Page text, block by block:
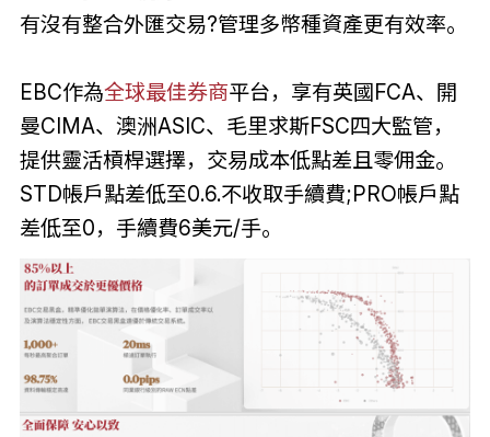
有沒有整合外匯交易?管理多幣種資產更有效率。
EBC作為全球最佳券商平台，享有英國FCA、開
曼CIMA、澳洲ASIC、毛里求斯FSC四大監管，
提供靈活槓桿選擇，交易成本低點差且零佣金。
STD帳戶點差低至0.6.不收取手續費;PRO帳戶點
差低至0，手續費6美元/手。